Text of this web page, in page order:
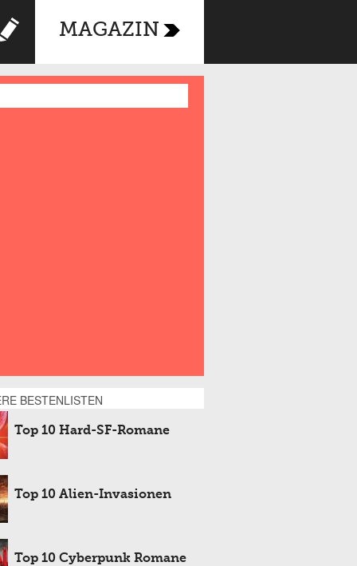
MAGAZIN
BESTENLISTEN
Top 10 Hard-SF-Romane
Top 10 Alien-Invasionen
Top 10 Cyberpunk Romane